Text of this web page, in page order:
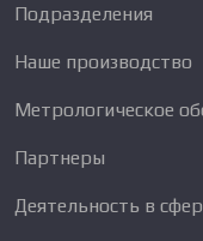
Подразделения
Наше производство
Метрологическое
Партнеры
Деятельность в